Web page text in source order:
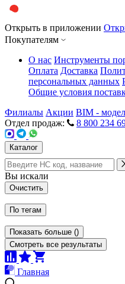
Открыть в приложении
Покупателям
О нас Инструменты
Оплата Доставка
персональных данных
Общие условия
Филиалы Акции BIM -
Отдел продаж:
8 800 234
Каталог
Вы искали
Очистить
По тегам
Показать больше ()
Смотреть все результаты
Главная